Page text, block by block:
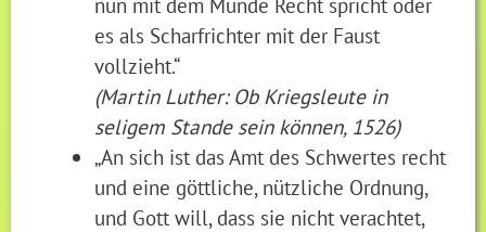
es als Scharfrichter mit der Faust
vollzieht.“
(Martin Luther: Ob Kriegsleute in
seligem Stande sein können, 1526)
„An sich ist das Amt des Schwertes recht
und eine göttliche, nützliche Ordnung,
und Gott will, dass sie nicht verachtet,